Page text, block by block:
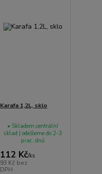
Karafa 1,2L, sklo
112 Kč/ks
93 Kč bez
DPH
• Skladem centrální
sklad | odešleme do 2-3
prac. dnů